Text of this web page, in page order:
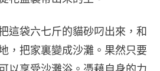
這袋六七斤的貓砂叼出來，和
，把家裏變成沙灘。果然只要